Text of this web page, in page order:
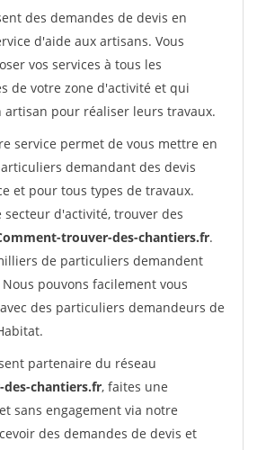
des demandes de devis en
d'aide aux artisans. Vous
vos services à tous les
de votre zone d'activité et qui
pour réaliser leurs travaux.
service permet de vous mettre en
demandant des devis
et pour tous types de travaux.
secteur d'activité, trouver des
trouver-des-chantiers.fr.
de particuliers demandent
pouvons facilement vous
des particuliers demandeurs de
partenaire du réseau
chantiers.fr, faites une
sans engagement via notre
des demandes de devis et